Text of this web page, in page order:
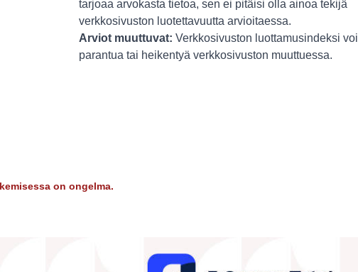
tarjoaa arvokasta tietoa, sen ei pitäisi olla ainoa tekijä
verkkosivuston luotettavuutta arvioitaessa.
Arviot muuttuvat: Verkkosivuston luottamusindeksi voi
parantua tai heikentyä verkkosivuston muuttuessa.
on ongelma.